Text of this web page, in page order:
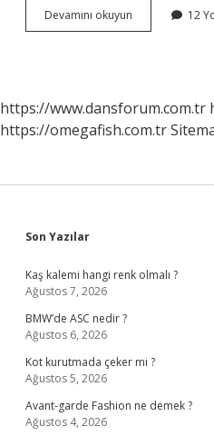
Devamını okuyun
Hasım
12
https://www.dansforum.com.tr
https://omegafish.com.tr
Sidebar
Son Yazılar
Kaş kalemi hangi renk olmalı ?
Ağustos 7, 2026
BMW’de ASC nedir ?
Ağustos 6, 2026
Kot kurutmada çeker mi ?
Ağustos 5, 2026
Avant-garde Fashion ne demek ?
Ağustos 4, 2026